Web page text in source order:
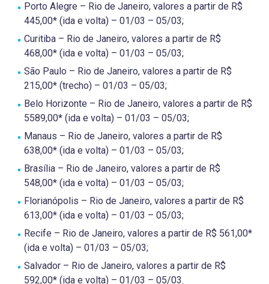
Porto Alegre – Rio de Janeiro, valores a partir de R$
445,00* (ida e volta) – 01/03 – 05/03;
Curitiba – Rio de Janeiro, valores a partir de R$
468,00* (ida e volta) – 01/03 – 05/03;
São Paulo – Rio de Janeiro, valores a partir de R$
215,00* (trecho) – 01/03 – 05/03;
Belo Horizonte – Rio de Janeiro, valores a partir de R$
5589,00* (ida e volta) – 01/03 – 05/03;
Manaus – Rio de Janeiro, valores a partir de R$
638,00* (ida e volta) – 01/03 – 05/03;
Brasília – Rio de Janeiro, valores a partir de R$
548,00* (ida e volta) – 01/03 – 05/03;
Florianópolis – Rio de Janeiro, valores a partir de R$
613,00* (ida e volta) – 01/03 – 05/03;
Recife – Rio de Janeiro, valores a partir de R$ 561,00*
(ida e volta) – 01/03 – 05/03;
Salvador – Rio de Janeiro, valores a partir de R$
592,00* (ida e volta) – 01/03 – 05/03.